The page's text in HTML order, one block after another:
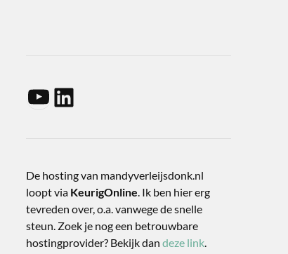
De hosting van mandyverleijsdonk.nl
loopt via KeurigOnline. Ik ben hier erg
tevreden over, o.a. vanwege de snelle
steun. Zoek je nog een betrouwbare
hostingprovider? Bekijk dan deze link.